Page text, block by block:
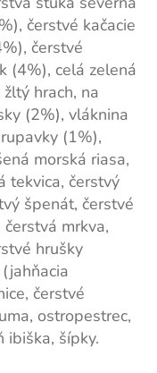
čerstvé kačacie
čerstvé
(4%), celá zelená
hrach, na
(2%), vláknina
(1%),
morská riasa,
tekvica, čerstvý
špenát, čerstvé
mrkva,
hrušky
čerstvé
ostropestrec,
ibiška, šípky.